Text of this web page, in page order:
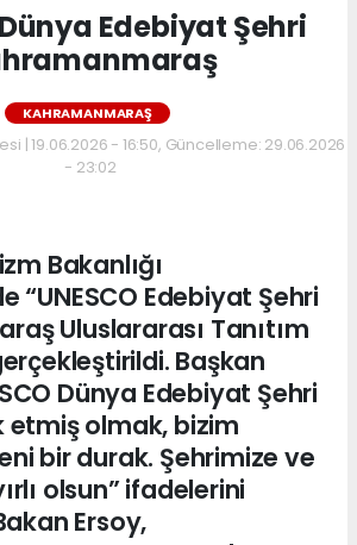
Dünya Edebiyat Şehri
KAHRAMANMARAŞ
| 19.06.2026 - 16:50, Güncelleme: 29.06.2026
- 23:02
Bakanlığı
“UNESCO Edebiyat Şehri
Uluslararası Tanıtım
Başkan
Dünya Edebiyat Şehri
etmiş olmak, bizim
bir durak. Şehrimize ve
olsun” ifadelerini
Ersoy,